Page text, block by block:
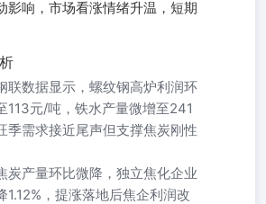
影响，市场看涨情绪升温，短期
联数据显示，螺纹钢高炉利润环
113元/吨，铁水产量微增至241
季需求接近尾声但支撑焦炭刚性
炭产量环比微降，独立焦化企业
1.12%，提涨落地后焦企利润改